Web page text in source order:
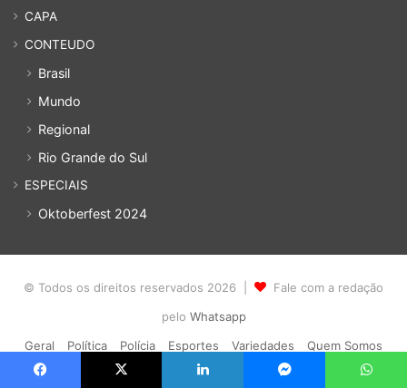
CAPA
CONTEUDO
Brasil
Mundo
Regional
Rio Grande do Sul
ESPECIAIS
Oktoberfest 2024
© Todos os direitos reservados 2026 |
Fale com a redação
pelo Whatsapp
Geral
Política Polícia Esportes Variedades
Quem Somos
Política de privacidade
Acesso